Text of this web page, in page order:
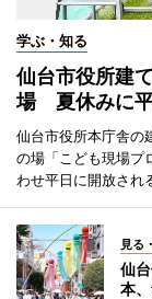
学ぶ・知る
仙台市役所建
場 夏休みに
仙台市役所本庁舎の
の場「こども現場プ
わせ平日に開放され
見る
仙
本